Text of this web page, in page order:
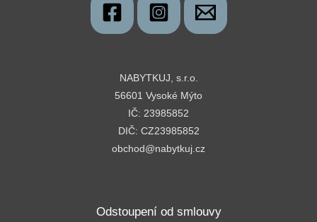
NABYTKUJ, s.r.o.
56601 Vysoké Mýto
IČ: 23985852
DIČ: CZ23985852
obchod@nabytkuj.cz
Odstoupení od smlouvy